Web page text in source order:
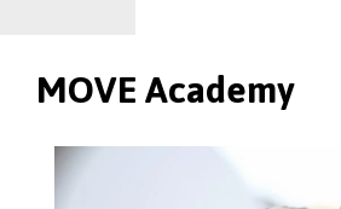
MOVE Academy